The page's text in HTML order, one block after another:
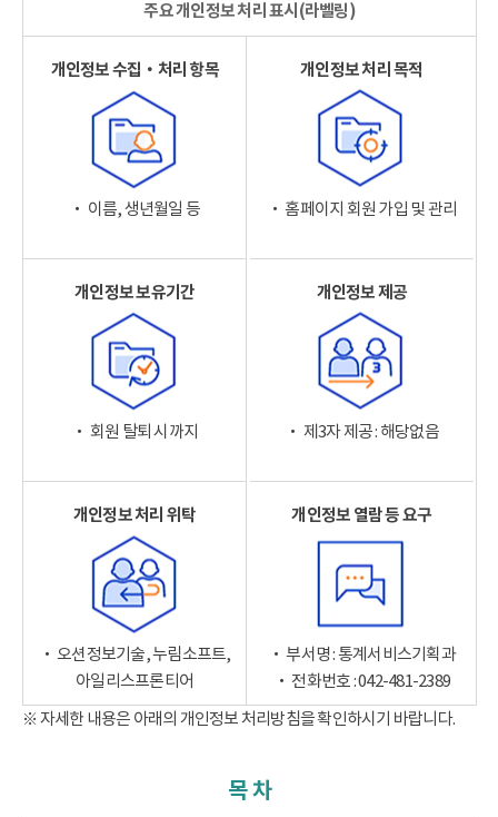
주요 개인정보 처리 표시(라벨링)
개인정보 수집‧처리 항목
‧ 이름, 생년월일 등
개인정보 처리 목적
‧ 홈페이지 회원 가입 및 관리
개인정보 보유기간
‧ 회원 탈퇴 시까지
개인정보 제공
‧ 제3자 제공 : 해당없음
개인정보 처리 위탁
‧ 오션정보기술, 누림소프트,
아일리스프론티어
개인정보 열람 등 요구
‧ 부서명 : 통계서비스기획과
‧ 전화번호 : 042-481-2389
※ 자세한 내용은 아래의 개인정보 처리방침을 확인하시기 바랍니다.
목 차